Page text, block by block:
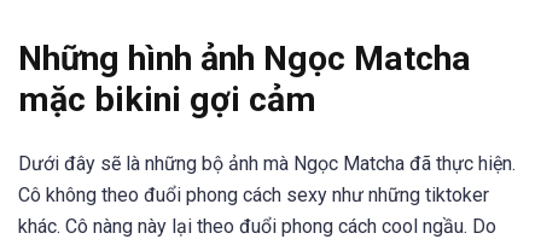
Những hình ảnh Ngọc Matcha
mặc bikini gợi cảm
Dưới đây sẽ là những bộ ảnh mà Ngọc Matcha đã thực hiện.
Cô không theo đuổi phong cách sexy như những tiktoker
khác. Cô nàng này lại theo đuổi phong cách cool ngầu. Do